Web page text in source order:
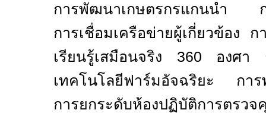
การพัฒนาเกษตรกรแกนนำ ก
การเชื่อมเครือข่ายผู้เกี่ยวข้อง
เรียนรู้เสมือนจริง 360 องศา
เทคโนโลยีฟาร์มอัจฉริยะ การ
การยกระดับห้องปฏิบัติการตรว